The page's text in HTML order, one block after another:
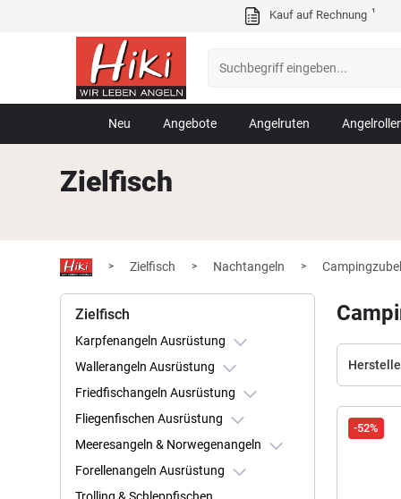
Kauf auf Rechnung ¹
Neu Angebote Angelruten
Zielfisch
> Zielfisch > Nachtangeln >
Zielfisch
Karpfenangeln Ausrüstung
Wallerangeln Ausrüstung
Friedfischangeln Ausrüstung
Fliegenfischen Ausrüstung
Meeresangeln & Norwegenangeln
Forellenangeln Ausrüstung
-52%